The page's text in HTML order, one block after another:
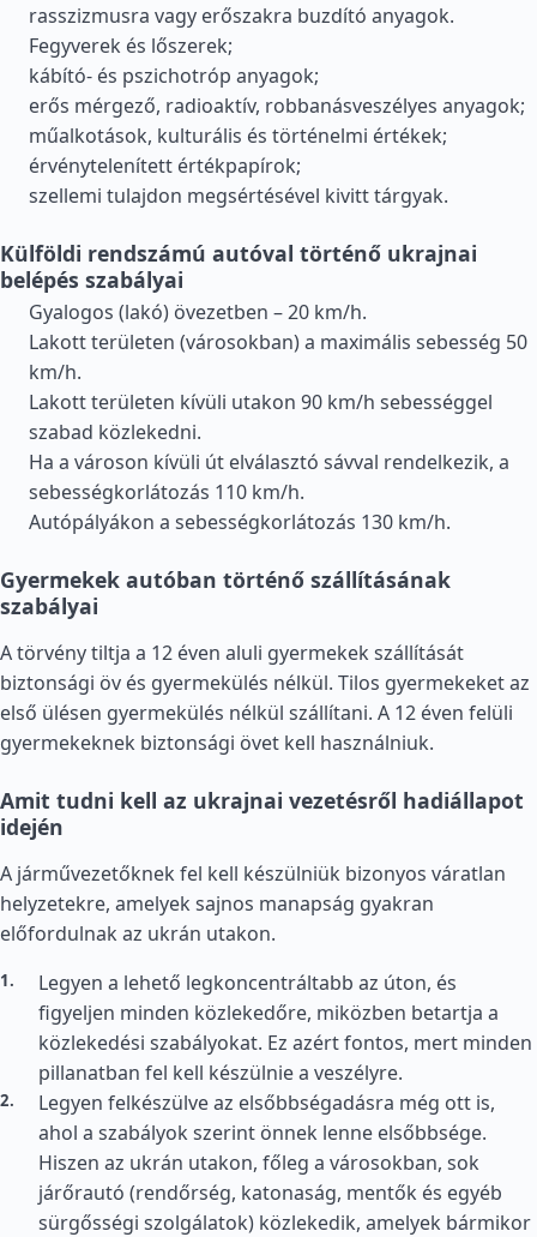
rasszizmusra vagy erőszakra buzdító anyagok.
Fegyverek és lőszerek;
kábító- és pszichotróp anyagok;
erős mérgező, radioaktív, robbanásveszélyes anyagok;
műalkotások, kulturális és történelmi értékek;
érvénytelenített értékpapírok;
szellemi tulajdon megsértésével kivitt tárgyak.
Külföldi rendszámú autóval történő ukrajnai
belépés szabályai
Gyalogos (lakó) övezetben – 20 km/h.
Lakott területen (városokban) a maximális sebesség 50
km/h.
Lakott területen kívüli utakon 90 km/h sebességgel
szabad közlekedni.
Ha a városon kívüli út elválasztó sávval rendelkezik, a
sebességkorlátozás 110 km/h.
Autópályákon a sebességkorlátozás 130 km/h.
Gyermekek autóban történő szállításának
szabályai
A törvény tiltja a 12 éven aluli gyermekek szállítását
biztonsági öv és gyermekülés nélkül. Tilos gyermekeket az
első ülésen gyermekülés nélkül szállítani. A 12 éven felüli
gyermekeknek biztonsági övet kell használniuk.
Amit tudni kell az ukrajnai vezetésről hadiállapot
idején
A járművezetőknek fel kell készülniük bizonyos váratlan
helyzetekre, amelyek sajnos manapság gyakran
előfordulnak az ukrán utakon.
Legyen a lehető legkoncentráltabb az úton, és
figyeljen minden közlekedőre, miközben betartja a
közlekedési szabályokat. Ez azért fontos, mert minden
pillanatban fel kell készülnie a veszélyre.
Legyen felkészülve az elsőbbségadásra még ott is,
ahol a szabályok szerint önnek lenne elsőbbsége.
Hiszen az ukrán utakon, főleg a városokban, sok
járőrautó (rendőrség, katonaság, mentők és egyéb
sürgősségi szolgálatok) közlekedik, amelyek bármikor